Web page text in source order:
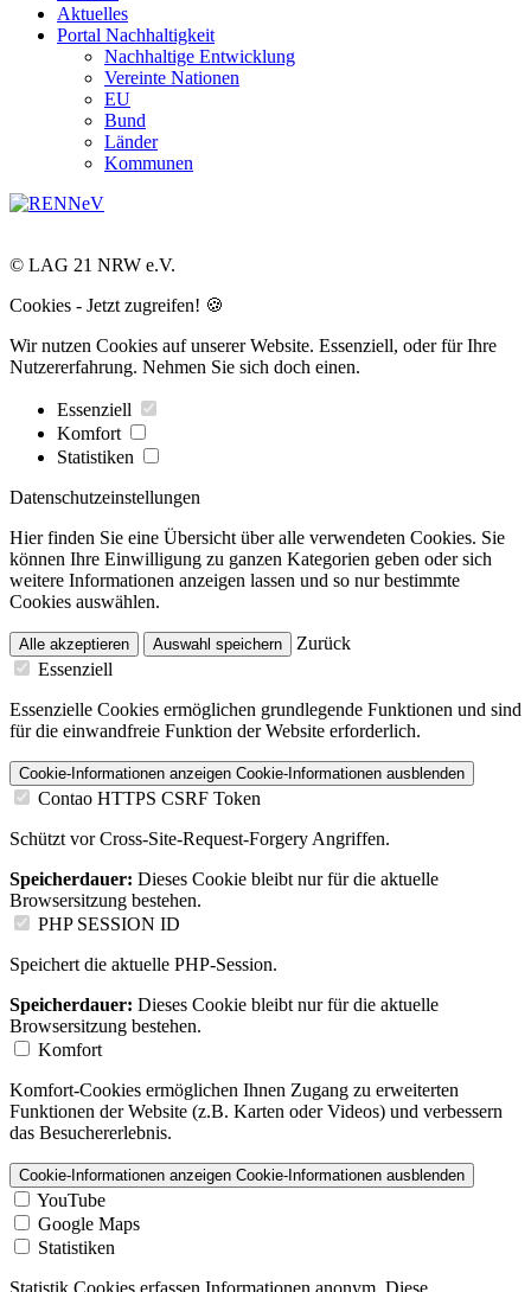
Aktuelles
Portal Nachhaltigkeit
Nachhaltige Entwicklung
Vereinte Nationen
EU
Bund
Länder
Kommunen
© LAG 21 NRW e.V.
Cookies - Jetzt zugreifen! 🍪
Wir nutzen Cookies auf unserer Website. Essenziell, oder für Ihre
Nutzererfahrung. Nehmen Sie sich doch einen.
Essenziell
Komfort
Statistiken
Datenschutzeinstellungen
Hier finden Sie eine Übersicht über alle verwendeten Cookies. Sie
können Ihre Einwilligung zu ganzen Kategorien geben oder sich
weitere Informationen anzeigen lassen und so nur bestimmte
Cookies auswählen.
Alle akzeptieren Auswahl speichern
Zurück
Essenziell
Essenzielle Cookies ermöglichen grundlegende Funktionen und sind
für die einwandfreie Funktion der Website erforderlich.
Cookie-Informationen anzeigen Cookie-Informationen ausblenden
Contao HTTPS CSRF Token
Schützt vor Cross-Site-Request-Forgery Angriffen.
Speicherdauer: Dieses Cookie bleibt nur für die aktuelle
Browsersitzung bestehen.
PHP SESSION ID
Speichert die aktuelle PHP-Session.
Speicherdauer: Dieses Cookie bleibt nur für die aktuelle
Browsersitzung bestehen.
Komfort
Komfort-Cookies ermöglichen Ihnen Zugang zu erweiterten
Funktionen der Website (z.B. Karten oder Videos) und verbessern
das Besuchererlebnis.
Cookie-Informationen anzeigen Cookie-Informationen ausblenden
YouTube
Google Maps
Statistiken
Statistik Cookies erfassen Informationen anonym. Diese